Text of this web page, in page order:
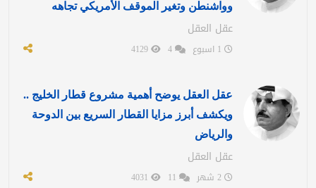
وواشنطن وتغير الموقف الأمريكي تجاهه
عقل العقل
عقل العقل يوضح أهمية مشروع قطار الخليج ..
ويكشف أبرز مزايا القطار السريع بين الدوحة
والرياض
عقل العقل